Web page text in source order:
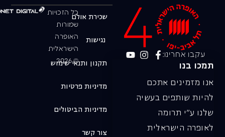
עקבו אחרינו:
תמכו בנו
אנו מזמינים אתכם
להיות שותפים בעשיה
שלנו ע"י תרומה
לאופרה הישראלית
כל הזכויות
שמורות
האופרה
הישראלית
© 2026
שכירת אולם
נגישות
תקנון ותנאי שימוש
מדיניות פרטיות
מדיניות הביטולים
צור קשר